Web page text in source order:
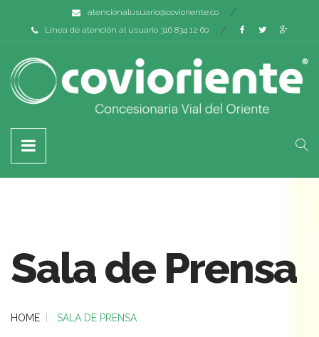
atencionalusuario@covioriente.co
Línea de atención al usuario 316 834 12 60
Sala de Prensa
HOME SALA DE PRENSA